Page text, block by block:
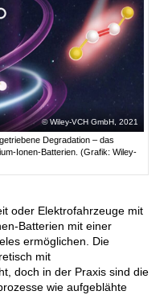
Wiley-VCH GmbH, 2021
Degradation – das
Ionen-Batterien. (Grafik: Wiley-
oder Elektrofahrzeuge mit
Batterien mit einer
ermöglichen. Die
mit
doch in der Praxis sind die
wie aufgeblähte